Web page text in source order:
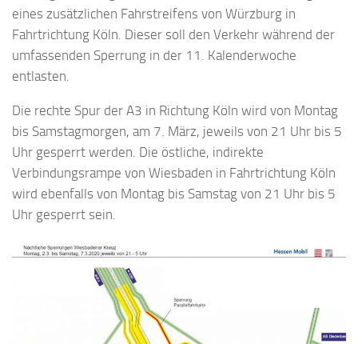
eines zusätzlichen Fahrstreifens von Würzburg in
Fahrtrichtung Köln. Dieser soll den Verkehr während der
umfassenden Sperrung in der 11. Kalenderwoche
entlasten.
Die rechte Spur der A3 in Richtung Köln wird von Montag
bis Samstagmorgen, am 7. März, jeweils von 21 Uhr bis 5
Uhr gesperrt werden. Die östliche, indirekte
Verbindungsrampe von Wiesbaden in Fahrtrichtung Köln
wird ebenfalls von Montag bis Samstag von 21 Uhr bis 5
Uhr gesperrt sein.